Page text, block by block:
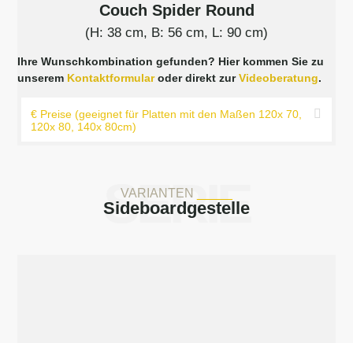
Couch Spider Round
(H: 38 cm, B: 56 cm, L: 90 cm)
Ihre Wunschkombination gefunden? Hier kommen Sie zu
unserem Kontaktformularoder direkt zurVideoberatung.
€ Preise (geeignet für Platten mit den Maßen 120x 70,
120x 80, 140x 80cm)
VARIANTEN
SERIE
Sideboardgestelle